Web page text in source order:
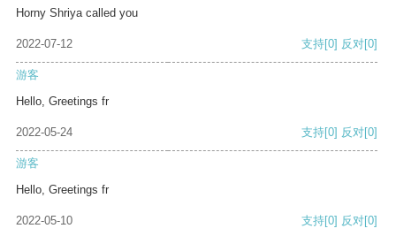
Horny Shriya called you
2022-07-12 支持[0] 反对[0]
游客
Hello, Greetings fr
2022-05-24 支持[0] 反对[0]
游客
Hello, Greetings fr
2022-05-10 支持[0] 反对[0]